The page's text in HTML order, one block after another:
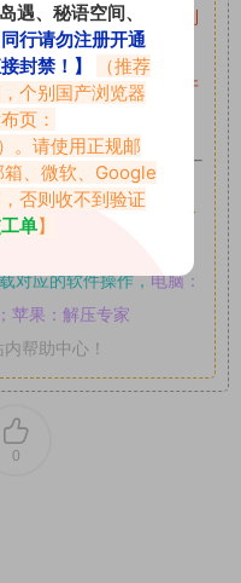
你的权益请私信留言
收到
行审核后删除。
使用，未经原版权作者许
下载24小时内删除！
建议升级对应的VIP。
备份”，素材以主流网盘分
对应的软件操作，电脑：
苹果：解压专家
帮助中心！
0
、秘语空间、
同行请勿注册开通
封禁！】
（推荐
个别国产浏览器
页：
。请使用正规邮
、微软、Google
否则收不到验证
单】